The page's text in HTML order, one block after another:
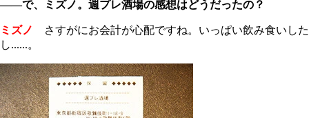
――で、ミズノ。週プレ酒場の感想はどうだったの？
ミズノ
さすがにお会計が心配ですね。いっぱい飲み食いした
し......。